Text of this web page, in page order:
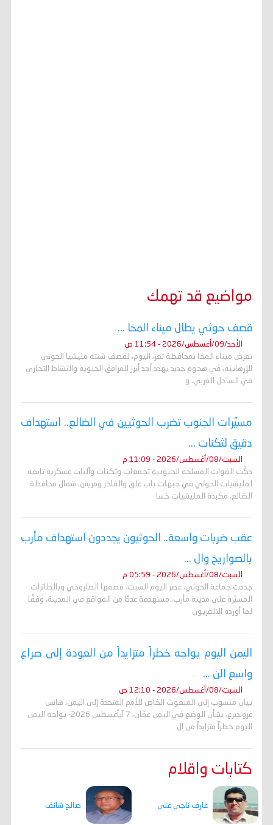
مواضيع قد تهمك
قصف حوثي يطال ميناء المخا ...
الأحد/09/أغسطس/2026 - 11:54 ص
تعرض ميناء المخا بمحافظة تعز، اليوم، لقصف شنته مليشيا الحوثي
الإرهابية، في هجوم جديد يهدد أحد أبرز المرافق الحيوية والنشاط التجاري
في الساحل الغربي. و
مسيّرات الجنوب تضرب الحوثيين في الضالع.. استهداف
دقيق لثكنات ...
السبت/08/أغسطس/2026 - 11:09 م
دكّت القوات المسلحة الجنوبية تجمعات وثكنات وآليات عسكرية تابعة
لمليشيات الحوثي في جبهات باب غلق والفاخر ومريس، شمال محافظة
الضالع، مكبدة المليشيات خسا
عقب ضربات واسعة.. الحوثيون يجددون استهداف مأرب
بالصواريخ وال ...
السبت/08/أغسطس/2026 - 05:59 م
جددت جماعة الحوثي، عصر اليوم السبت، قصفها الصاروخي وبالطائرات
المسيّرة على مدينة مأرب، مستهدفة عددًا من المواقع في المدينة، وفقًا
لما أورده التلفزيون
اليمن اليوم يواجه خطراً متزايداً من العودة إلى صراع
واسع الن ...
السبت/08/أغسطس/2026 - 12:10 ص
بيان منسوب إلى المبعوث الخاص للأمم المتحدة إلى اليمن، هانس
غروندبرغ، بشأن الوضع في اليمن عمّان، 7 آبأغسطس 2026- يواجه اليمن
اليوم خطراً متزايداً من ال
كتابات واقلام
عارف ناجي علي صالح شائف